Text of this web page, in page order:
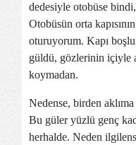
dedesiyle otobüse bindi,
Otobüsün orta
oturuyorum. Kapı
güldü, gözlerinin içiyle
koymadan.
Nedense, birden
Bu güler yüzlü genç
herhalde. Neden